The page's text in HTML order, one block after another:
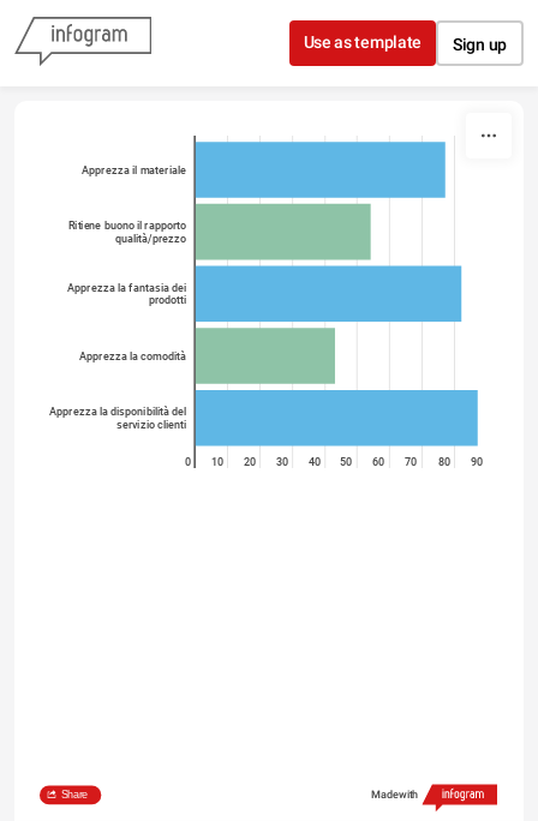
Skip to content
Use as template Sign up
Apprezza il materiale
Ritiene buono il rapporto
qualità/prezzo
Apprezza la fantasia dei
prodotti
Apprezza la comodità
Apprezza la disponibilità del
servizio clienti
0 10 20 30 40 50 60 70 80 90
Share Made with